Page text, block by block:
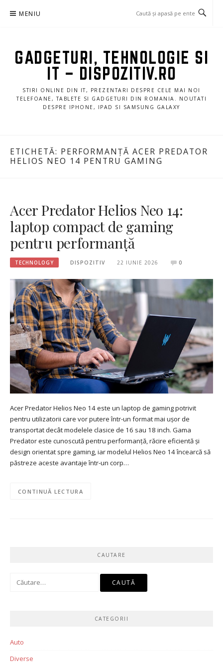
MENIU
GADGETURI, TEHNOLOGIE SI
IT – DISPOZITIV.RO
STIRI ONLINE DIN IT, PREZENTARI DESPRE CELE MAI NOI
TELEFOANE, TABLETE SI GADGETURI DIN ROMANIA. NOUTATI
DESPRE IPHONE, IPAD SI SAMSUNG GALAXY
ETICHETĂ: PERFORMANȚĂ ACER PREDATOR
HELIOS NEO 14 PENTRU GAMING
Acer Predator Helios Neo 14:
laptop compact de gaming
pentru performanță
TECHNOLOGY DISPOZITIV 22 IUNIE 2026 0
Acer Predator Helios Neo 14 este un laptop de gaming potrivit
pentru utilizatorii care vor putere într-un format mai ușor de
transportat decât modelele clasice de 16 sau 18 inch. Gama
Predator este cunoscută pentru performanță, răcire eficientă și
design orientat spre gaming, iar modelul Helios Neo 14 încearcă să
păstreze aceste avantaje într-un corp…
CONTINUĂ LECTURA
CAUTARE
Caută
CATEGORII
Auto
Diverse